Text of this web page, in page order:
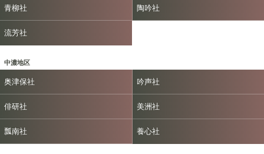
青柳社 陶吟社
流芳社
中濃地区
奥津保社 吟声社
俳研社 美洲社
瓢南社 養心社